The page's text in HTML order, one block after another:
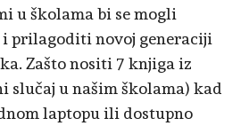
u školama bi se mogli
prilagoditi novoj generaciji
Zašto nositi 7 knjiga iz
slučaj u našim školama) kad
laptopu ili dostupno